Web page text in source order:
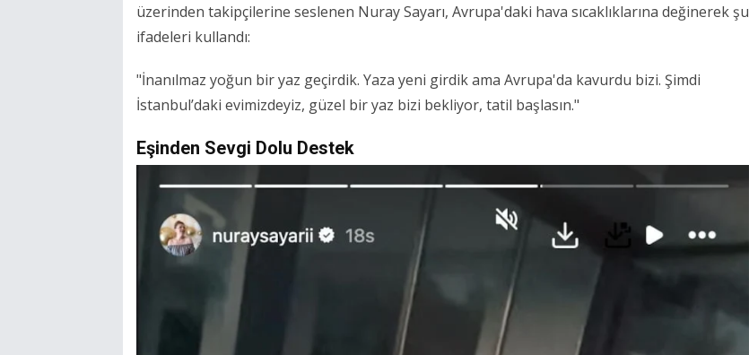
üzerinden takipçilerine seslenen Nuray Sayarı, Avrupa'daki hava sıcaklıklarına değinerek şu
ifadeleri kullandı:
"İnanılmaz yoğun bir yaz geçirdik. Yaza yeni girdik ama Avrupa'da kavurdu bizi. Şimdi
İstanbul’daki evimizdeyiz, güzel bir yaz bizi bekliyor, tatil başlasın."
Eşinden Sevgi Dolu Destek